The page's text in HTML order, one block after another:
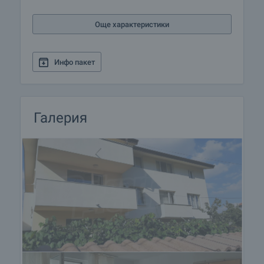
наем. Свържете се с отговорния брокер за този
имот за по-подробна информация относно
Допълнителни услуги
Можем да предложим застраховка на движимо
и недвижимо имущество, застраховка живот,
медицинско и автомобилно застраховане,
строителни и ремонтни дейности, обзавеждане,
юридически и счетоводни услуги и др.
Още характеристики
Инфо пакет
Галерия